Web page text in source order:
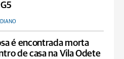
é encontrada morta
de casa na Vila Odete